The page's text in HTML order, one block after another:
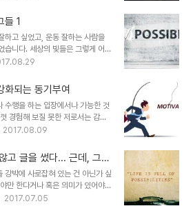
다. 그 의도가 어떠하든 나름의 판
여지는 크지 않을 테니까요. 문제
그런 이들이라면 이 정도쯤에서 그
계몽적 글로 해결될 수 있을 성격
니다. 한마디로 그게 무엇이든 받
다..
들 1
하고 싶었고, 운동 잘하는 사람을
습니다. 세상의 빛들은 그렇게 어린
떤 자극 아니 동기를 부여하는 기
이 정작 왜 그런지는 생각하지 못
니다. 뭐~ 사실 그게 중요한 것도
의미로 통용되니까요. 실제 그렇
는 사례도 적지 않습니다. 혹자는
어떤 면에서는 행운이라고 말하
화되는 동기부여
수행을 하는 입장에서나 가능한 것
경험해 보질 못한 저로서는 감히
물론, 나름 꾸준히 하고자 하는 바
일 넘게 이어온 블로그 포스팅도
년 동안 운동을 하고 있는 것도, 지
일째 지속해 온) 듀오링고 영어
너뛰지 않고 이어온 것이니까요. 뭐
되었음을 스스로 고백하는 것이겠
2017.08.09
고 글을 썼다... 근데, 그게
강박에 사로잡혀 있는 건 아닌가 싶
만 한다거나 혹은 의미가 있어야
닐 거라고 생각합니다. 글쎄요. 그
2017.07.05